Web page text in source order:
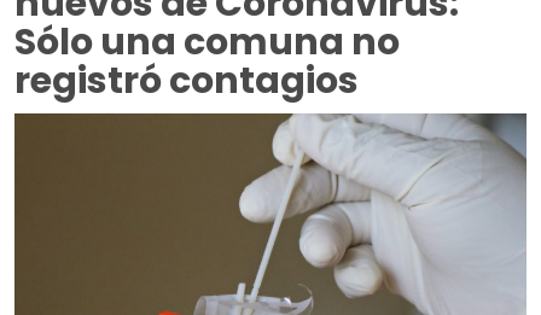
Sólo una comuna no
registró contagios